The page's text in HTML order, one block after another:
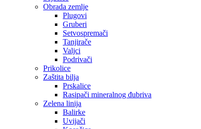
Obrada zemlje
Plugovi
Gruberi
Setvospremači
Tanjirače
Valjci
Podrivači
Prikolice
Zaštita bilja
Prskalice
Rasipači mineralnog đubriva
Zelena linija
Balirke
Uvijači